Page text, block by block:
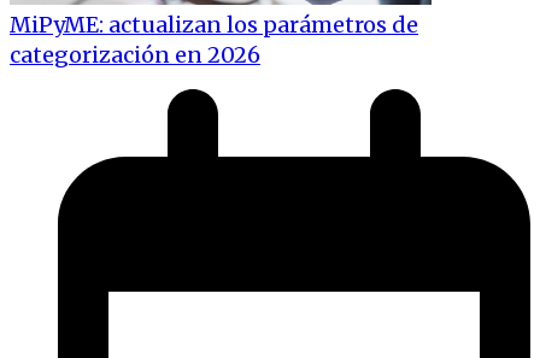
MiPyME: actualizan los parámetros de
categorización en 2026